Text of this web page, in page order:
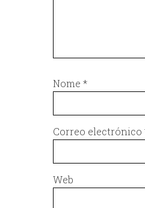
Nome *
Correo electrónico
Web